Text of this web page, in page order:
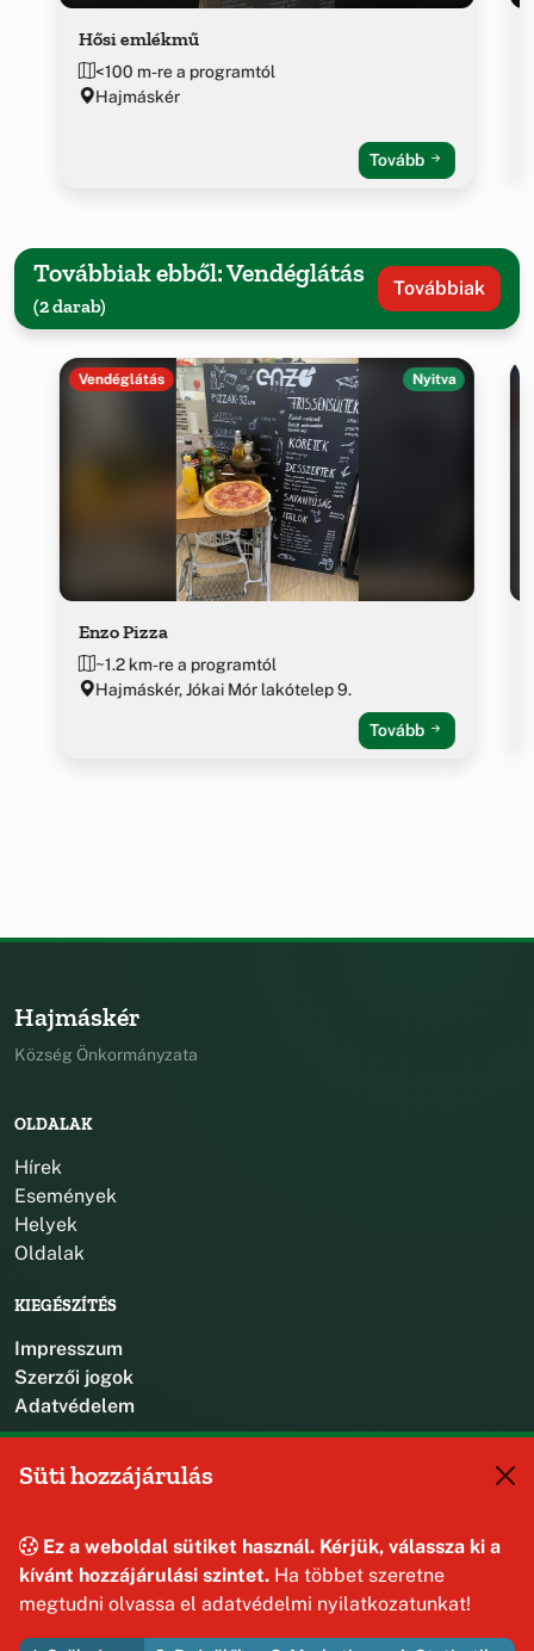
Hősi emlékmű
<100 m-re a programtól
Hajmáskér
Tovább
Továbbiak ebből: Vendéglátás
(2 darab)
Továbbiak
Vendéglátás Nyitva
Enzo Pizza
~1.2 km-re a programtól
Hajmáskér, Jókai Mór lakótelep 9.
Tovább
Hajmáskér
Község Önkormányzata
OLDALAK
Hírek
Események
Helyek
Oldalak
KIEGÉSZÍTÉS
Impresszum
Szerzői jogok
Adatvédelem
8192 Hajmáskér, Kossuth Lajos u. 31.
Süti hozzájárulás
Ez a weboldal sütiket használ. Kérjük, válassza ki a
kívánt hozzájárulási szintet. Ha többet szeretne
megtudni olvassa el adatvédelmi nyilatkozatunkat!